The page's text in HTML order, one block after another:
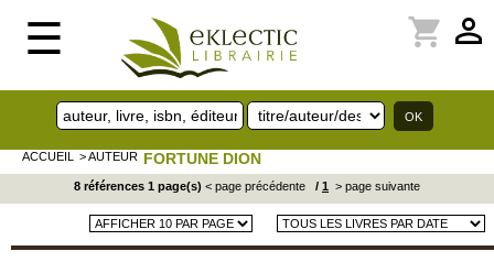
☰ perm_identity
shopping_cart
ACCUEIL > AUTEUR FORTUNE DION
8 références 1 page(s) < page précédente / 1 > page suivante